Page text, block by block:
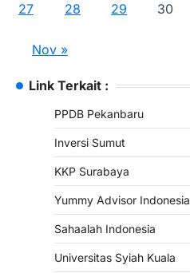
27
28 29 30
Nov »
Link Terkait :
PPDB Pekanbaru
Inversi Sumut
KKP Surabaya
Yummy Advisor Indonesia
Sahaalah Indonesia
Universitas Syiah Kuala